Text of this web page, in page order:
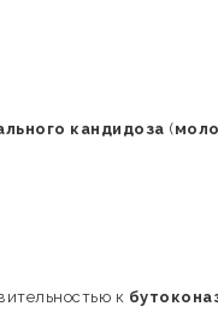
кандидоза (
к